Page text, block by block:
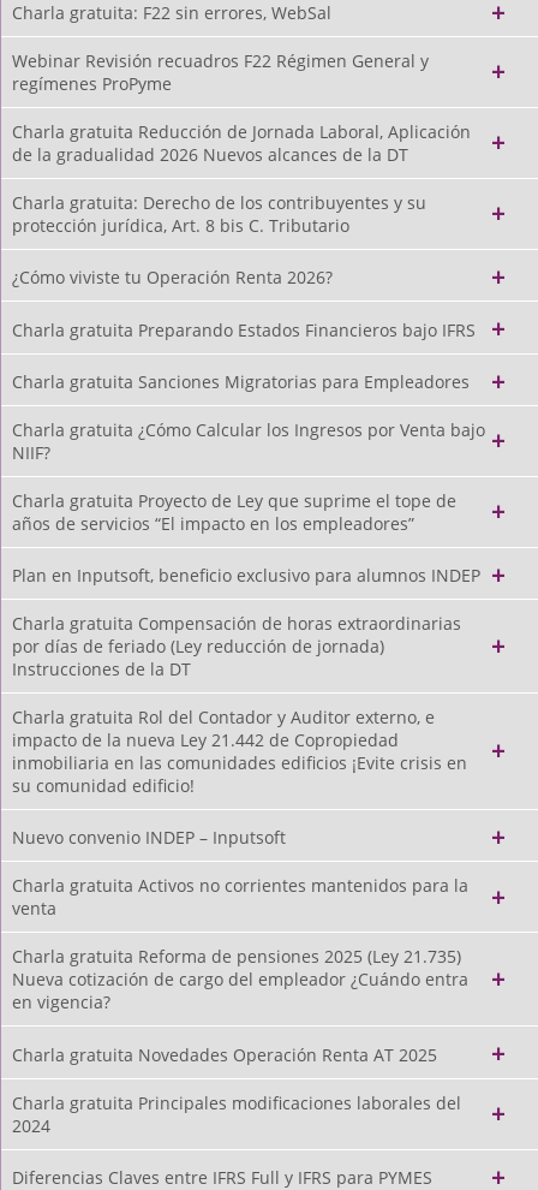
Charla gratuita: F22 sin errores, WebSal
Webinar Revisión recuadros F22 Régimen General y
regímenes ProPyme
Charla gratuita Reducción de Jornada Laboral, Aplicación
de la gradualidad 2026 Nuevos alcances de la DT
Charla gratuita: Derecho de los contribuyentes y su
protección jurídica, Art. 8 bis C. Tributario
¿Cómo viviste tu Operación Renta 2026?
Charla gratuita Preparando Estados Financieros bajo IFRS
Charla gratuita Sanciones Migratorias para Empleadores
Charla gratuita ¿Cómo Calcular los Ingresos por Venta bajo
NIIF?
Charla gratuita Proyecto de Ley que suprime el tope de
años de servicios “El impacto en los empleadores”
Plan en Inputsoft, beneficio exclusivo para alumnos INDEP
Charla gratuita Compensación de horas extraordinarias
por días de feriado (Ley reducción de jornada)
Instrucciones de la DT
Charla gratuita Rol del Contador y Auditor externo, e
impacto de la nueva Ley 21.442 de Copropiedad
inmobiliaria en las comunidades edificios ¡Evite crisis en
su comunidad edificio!
Nuevo convenio INDEP – Inputsoft
Charla gratuita Activos no corrientes mantenidos para la
venta
Charla gratuita Reforma de pensiones 2025 (Ley 21.735)
Nueva cotización de cargo del empleador ¿Cuándo entra
en vigencia?
Charla gratuita Novedades Operación Renta AT 2025
Charla gratuita Principales modificaciones laborales del
2024
Diferencias Claves entre IFRS Full y IFRS para PYMES